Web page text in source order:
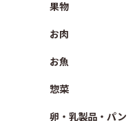
果物
お肉
お魚
惣菜
卵・乳製品・パン